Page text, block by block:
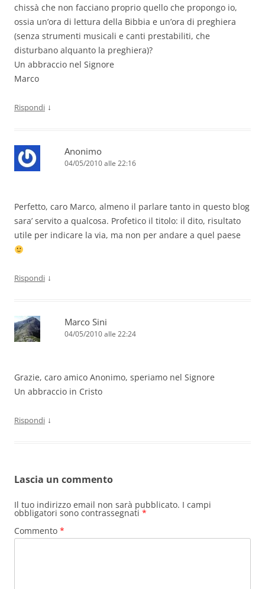
chissà che non facciano proprio quello che propongo io,
ossia un’ora di lettura della Bibbia e un’ora di preghiera
(senza strumenti musicali e canti prestabiliti, che
disturbano alquanto la preghiera)?
Un abbraccio nel Signore
Marco
Rispondi ↓
Anonimo
04/05/2010 alle 22:16
Perfetto, caro Marco, almeno il parlare tanto in questo blog
sara’ servito a qualcosa. Profetico il titolo: il dito, risultato
utile per indicare la via, ma non per andare a quel paese
Rispondi ↓
Marco Sini
04/05/2010 alle 22:24
Grazie, caro amico Anonimo, speriamo nel Signore
Un abbraccio in Cristo
Rispondi ↓
Lascia un commento
Il tuo indirizzo email non sarà pubblicato. I campi
obbligatori sono contrassegnati *
Commento *